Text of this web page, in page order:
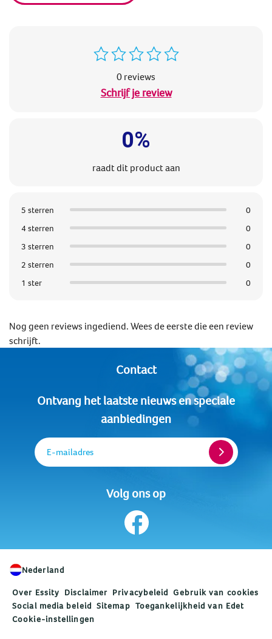
0 reviews
Schrijf je review
0%
raadt dit product aan
5 sterren
0
4 sterren
0
3 sterren
0
2 sterren
0
1 ster
0
Nog geen reviews ingediend. Wees de eerste die een review
schrijft.
Contact
Ontvang het laatste nieuws en speciale
aanbiedingen
E-mailadres
Volg ons op
Nederland
Over Essity Disclaimer Privacybeleid Gebruik van cookies
Social media beleid Sitemap Toegankelijkheid van Edet
Cookie-instellingen